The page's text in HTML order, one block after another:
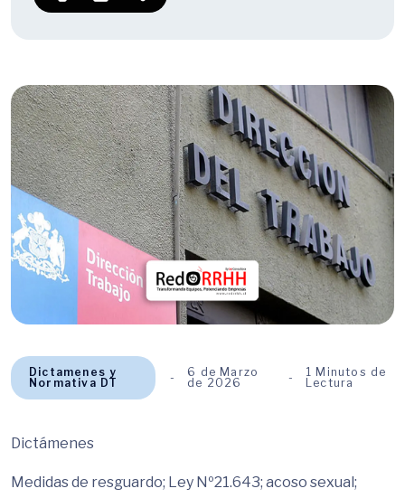
Dictamenes y
Normativa DT
6 de Marzo
de 2026
1 Minutos de
Lectura
Dictámenes
Medidas de resguardo; Ley Nº21.643; acoso sexual;